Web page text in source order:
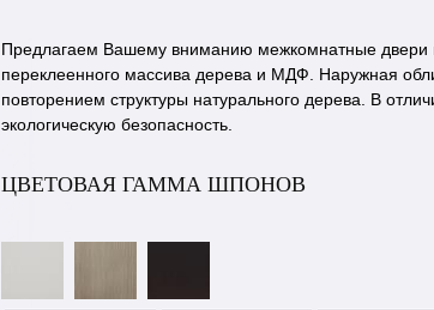
Предлагаем Вашему вниманию межкомнатные двери
переклеенного массива дерева и МДФ. Наружная
повторением структуры натурального дерева. В
экологическую безопасность.
ЦВЕТОВАЯ ГАММА ШПОНОВ